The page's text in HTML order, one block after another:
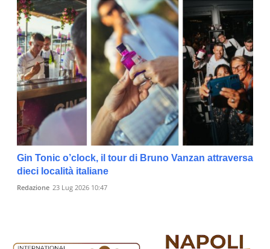
Gin Tonic o’clock, il tour di Bruno Vanzan attraversa
dieci località italiane
Redazione 23 Lug 2026 10:47